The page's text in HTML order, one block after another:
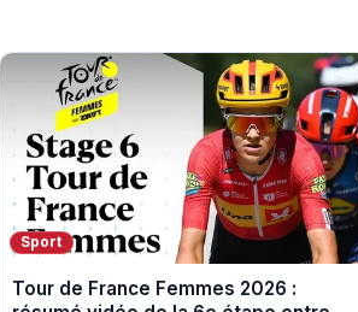
Sport
Tour de France Femmes 2026 :